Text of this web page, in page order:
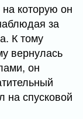
которую он
за
К тому
вернулась
он
на спусковой